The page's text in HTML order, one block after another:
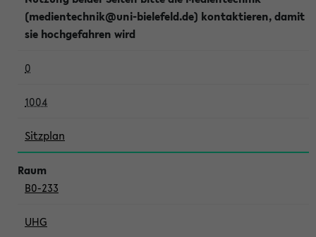
(medientechnik@uni-bielefeld.de) kontaktieren, damit
sie hochgefahren wird
0
1004
Sitzplan
B0-233
UHG